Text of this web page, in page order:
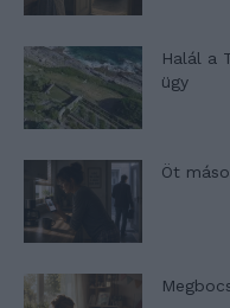
Halál a
ügy
Öt